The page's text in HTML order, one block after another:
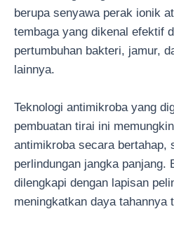
berupa senyawa perak ionik
tembaga yang dikenal efektif
pertumbuhan bakteri, jamur,
lainnya.
Teknologi antimikroba yang
pembuatan tirai ini
antimikroba secara bertahap,
perlindungan jangka panjang.
dilengkapi dengan lapisan
meningkatkan daya tahannya